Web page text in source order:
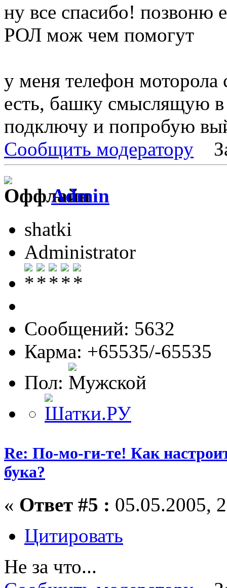
ну все спасибо!
РОЛ мож чем помогут
у меня телефон моторола
есть, башку смыслящую
подключу и попробую
Сообщить модератору
Admin
shatki
Administrator
Сообщений: 5632
Карма: +65535/-65535
Пол:
Re: По-мо-ги-те! Как
бука?
« Ответ #5 : 05.05.2005,
Цитировать
Не за что...